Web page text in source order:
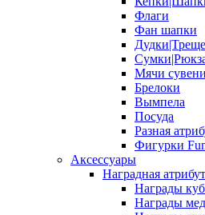
Флаги
Фан шапки
Мячи
Брелоки
Вымпела
Посуда
Разная
Фигурки
Аксессуары
Наградная
Награды
Награды